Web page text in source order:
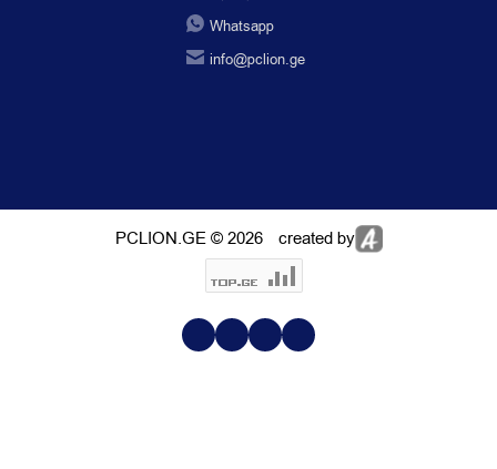
Whatsapp
info@pclion.ge
PCLION.GE © 2026 created by